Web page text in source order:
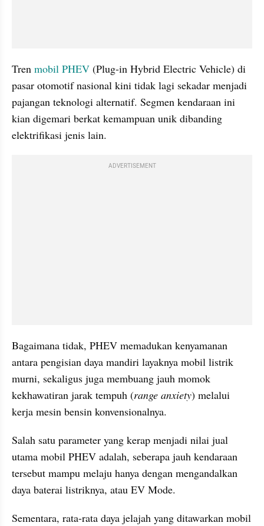
Tren mobil PHEV (Plug-in Hybrid Electric Vehicle) di
pasar otomotif nasional kini tidak lagi sekadar menjadi
pajangan teknologi alternatif. Segmen kendaraan ini
kian digemari berkat kemampuan unik dibanding
elektrifikasi jenis lain.
ADVERTISEMENT
Bagaimana tidak, PHEV memadukan kenyamanan
antara pengisian daya mandiri layaknya mobil listrik
murni, sekaligus juga membuang jauh momok
kekhawatiran jarak tempuh (range anxiety) melalui
kerja mesin bensin konvensionalnya.
Salah satu parameter yang kerap menjadi nilai jual
utama mobil PHEV adalah, seberapa jauh kendaraan
tersebut mampu melaju hanya dengan mengandalkan
daya baterai listriknya, atau EV Mode.
Sementara, rata-rata daya jelajah yang ditawarkan mobil